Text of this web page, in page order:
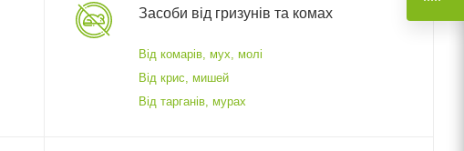
Засоби від гризунів та комах
Від комарів, мух, молі
Від крис, мишей
Від тарганів, мурах